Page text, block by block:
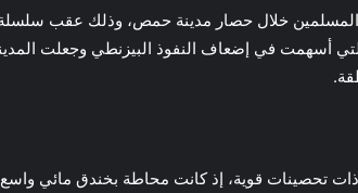
المسلمين خلال حصار مدينة حمص، وذلك عقب
أسهمت في إضعاف النفوذ البيزنطي وجعلت
تحصينات قوية، إذ كانت محاطة بخندق مائي